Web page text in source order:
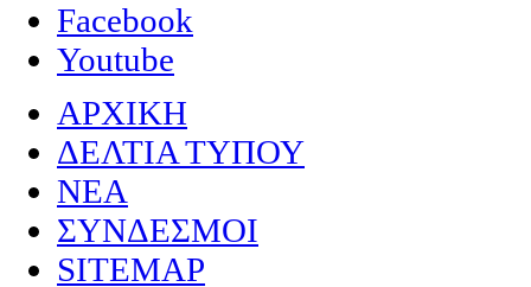
Facebook
Youtube
ΑΡΧΙΚΗ
ΔΕΛΤΙΑ ΤΥΠΟΥ
NEA
ΣΥΝΔΕΣΜΟΙ
SITEMAP